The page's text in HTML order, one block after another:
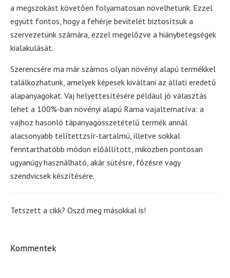
a megszokást követően folyamatosan növelhetünk. Ezzel
együtt fontos, hogy a fehérje bevitelét biztosítsuk a
szervezetünk számára, ezzel megelőzve a hiánybetegségek
kialakulását.
Szerencsére ma már számos olyan növényi alapú termékkel
találkozhatunk, amelyek képesek kiváltani az állati eredetű
alapanyagokat. Vaj helyettesítésére például jó választás
lehet a 100%-ban növényi alapú Rama vajalternatíva: a
vajhoz hasonló tápanyagösszetételű termék annál
alacsonyabb telítettzsír-tartalmú, illetve sokkal
fenntarthatóbb módon előállított, miközben pontosan
ugyanúgy használható, akár sütésre, főzésre vagy
szendvicsek készítésére.
Tetszett a cikk? Oszd meg másokkal is!
Kommentek